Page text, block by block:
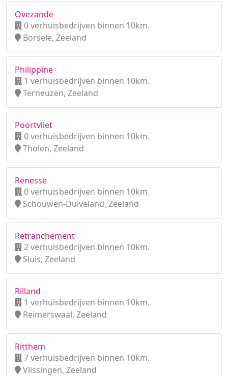
Ovezande
0 verhuisbedrijven binnen 10km.
Borsele, Zeeland
Philippine
1 verhuisbedrijven binnen 10km.
Terneuzen, Zeeland
Poortvliet
0 verhuisbedrijven binnen 10km.
Tholen, Zeeland
Renesse
0 verhuisbedrijven binnen 10km.
Schouwen-Duiveland, Zeeland
Retranchement
2 verhuisbedrijven binnen 10km.
Sluis, Zeeland
Rilland
1 verhuisbedrijven binnen 10km.
Reimerswaal, Zeeland
Ritthem
7 verhuisbedrijven binnen 10km.
Vlissingen, Zeeland